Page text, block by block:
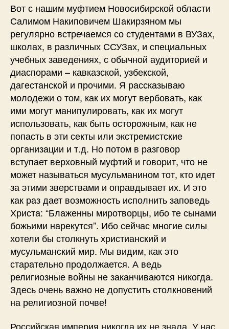
Вот с нашим муфтием Новосибирской области
Салимом Накиповичем Шакирзяном мы
регулярно встречаемся со студентами в ВУЗах,
школах, в различных ССУЗах, и специальных
учебных заведениях, с обычной аудиторией и
диаспорами – кавказской, узбекской,
дагестанской и прочими. Я рассказываю
молодежи о том, как их могут вербовать, как
ими могут манипулировать, как их могут
использовать, как быть осторожным, как не
попасть в эти секты или экстремистские
организации и т.д. Но потом в разговор
вступает верховный муфтий и говорит, что не
может называться мусульманином тот, кто идет
за этими зверствами и оправдывает их. И это
как раз дает возможность исполнить заповедь
Христа: “Блаженны миротворцы, ибо те сынами
божьими нарекутся”. Ибо сейчас многие силы
хотели бы столкнуть христианский и
мусульманский мир. Мы видим, как это
старательно продолжается. А ведь
религиозные войны не заканчиваются никогда.
Здесь очень важно не допустить столкновений
на религиозной почве!
Российская империя никогда их не знала. У нас